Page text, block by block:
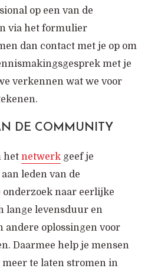
op een van de
via het formulier
dan contact met je op om
met je
verkennen wat we voor
DE COMMUNITY
het netwerkgeef je
leden van de
onderzoek naar eerlijke
lange levensduur en
andere oplossingen voor
Daarmee help je mensen
te laten stromen in